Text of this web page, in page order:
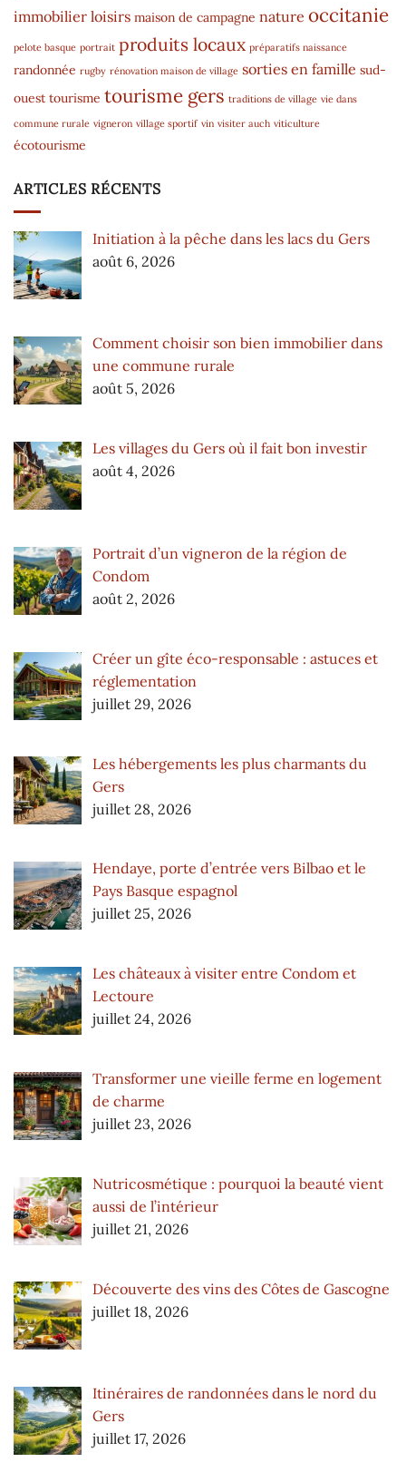
immobilier loisirs maison de campagne nature occitanie
pelote basque portrait produits locaux préparatifs naissance
randonnée rugby rénovation maison de village sorties en famille sud-
ouest tourisme tourisme gers traditions de village vie dans
commune rurale vigneron village sportif vin visiter auch viticulture
écotourisme
ARTICLES RÉCENTS
Initiation à la pêche dans les lacs du Gers
août 6, 2026
Comment choisir son bien immobilier dans
une commune rurale
août 5, 2026
Les villages du Gers où il fait bon investir
août 4, 2026
Portrait d’un vigneron de la région de
Condom
août 2, 2026
Créer un gîte éco-responsable : astuces et
réglementation
juillet 29, 2026
Les hébergements les plus charmants du
Gers
juillet 28, 2026
Hendaye, porte d’entrée vers Bilbao et le
Pays Basque espagnol
juillet 25, 2026
Les châteaux à visiter entre Condom et
Lectoure
juillet 24, 2026
Transformer une vieille ferme en logement
de charme
juillet 23, 2026
Nutricosmétique : pourquoi la beauté vient
aussi de l’intérieur
juillet 21, 2026
Découverte des vins des Côtes de Gascogne
juillet 18, 2026
Itinéraires de randonnées dans le nord du
Gers
juillet 17, 2026